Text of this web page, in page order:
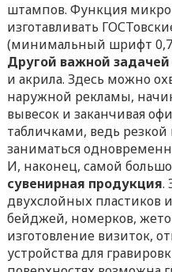
штампов. Функция
изготавливать
(минимальный шрифт
Другой важной задачей
и акрила. Здесь можно
наружной рекламы,
вывесок и заканчивая
табличками, ведь
заниматься
И, наконец, самой
сувенирная продукция.
двухслойных пластиков
бейджей, номерков,
изготовление визиток,
устройства для